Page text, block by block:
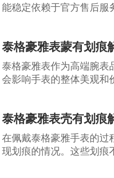
能稳定依赖于官方售后服
泰格豪雅表蒙有划痕
泰格豪雅表作为高端腕表
会影响手表的整体美观和
泰格豪雅表壳有划痕
在佩戴泰格豪雅手表的过
现划痕的情况。这些划痕